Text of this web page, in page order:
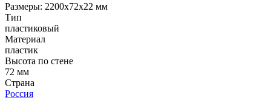
Размеры: 2200х72х22 мм
Тип
пластиковый
Материал
пластик
Высота по стене
72 мм
Страна
Россия